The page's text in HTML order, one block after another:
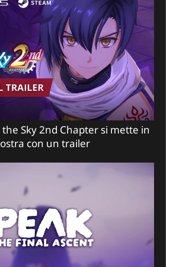
Sky 2nd Chapter si mette in
con un trailer